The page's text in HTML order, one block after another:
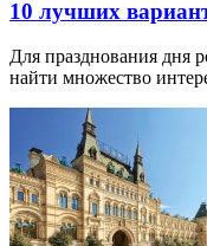
10 лучших
Для празднования дня
найти множество